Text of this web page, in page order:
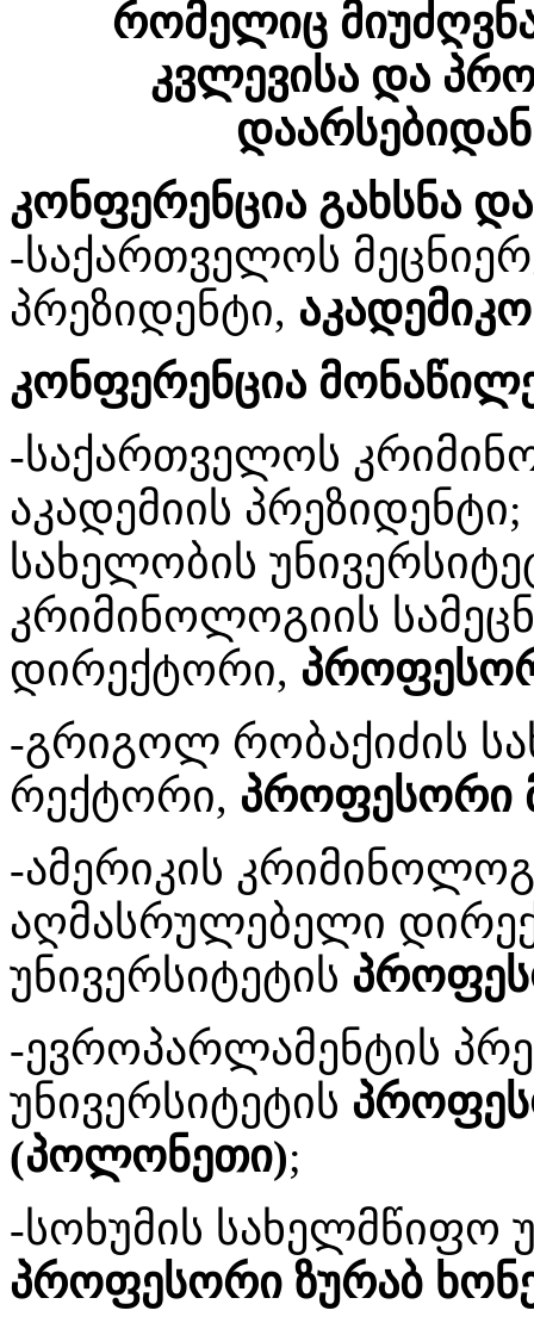
რომელიც
კვლევისა და
კონფერენცია გახსნა
-საქართველოს
პრეზიდენტი,
კონფერენცია
-საქართველოს
აკადემიის
სახელობის
კრიმინოლოგიის
დირექტორი,
-გრიგოლ რობაქიძის
რექტორი, პროფესორი
-ამერიკის
აღმასრულებელი
უნივერსიტეტის
-ევროპარლამენტის
უნივერსიტეტის
(პოლონეთი);
-სოხუმის სახელმწიფო
პროფესორი ზურაბ